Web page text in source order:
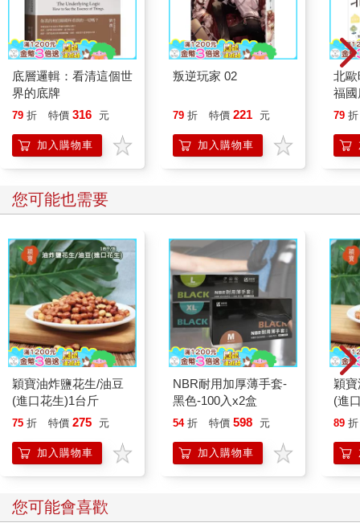
底層邏輯：看清這個世
界的底牌
79 折 特價 316 元
加入購物車
叛逆玩家 02
79 折 特價 221 元
加入購物車
北
福
79 折
您可能也需要
穎寶油炸鹽花生/油豆
(進口花生)1台斤
75 折 特價 275 元
加入購物車
NBR耐用加厚薄手套-
黑色-100入x2盒
54 折 特價 598 元
加入購物車
穎
(進
89 折
您可能會喜歡